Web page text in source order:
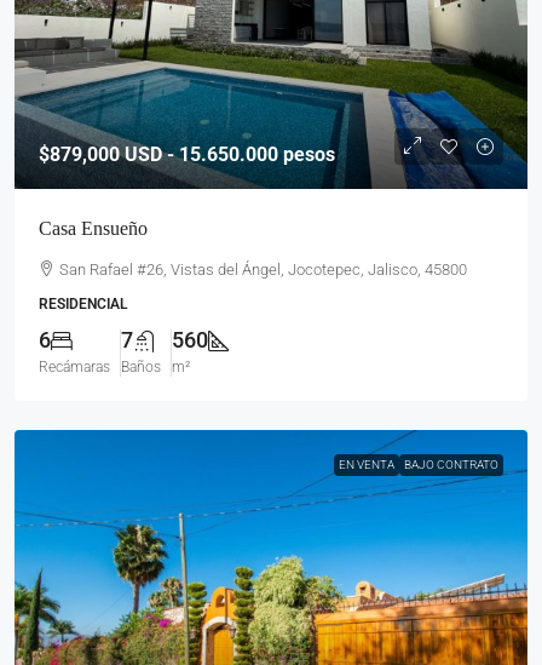
$879,000USD - 15.650.000 pesos
Casa Ensueño
San Rafael #26, Vistas del Ángel, Jocotepec, Jalisco, 45800
RESIDENCIAL
6
Recámaras
7
Baños
560
m²
EN VENTA BAJO CONTRATO